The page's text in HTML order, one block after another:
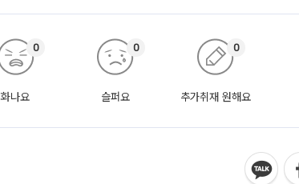
화나요
0
슬퍼요
0
추가취재 원해요
0